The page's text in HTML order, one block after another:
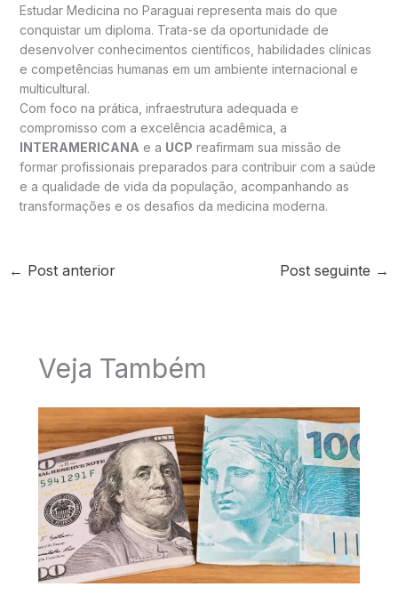
Estudar Medicina no Paraguai representa mais do que
conquistar um diploma. Trata-se da oportunidade de
desenvolver conhecimentos científicos, habilidades clínicas
e competências humanas em um ambiente internacional e
multicultural.
Com foco na prática, infraestrutura adequada e
compromisso com a excelência acadêmica, a
INTERAMERICANA e a UCP reafirmam sua missão de
formar profissionais preparados para contribuir com a saúde
e a qualidade de vida da população, acompanhando as
transformações e os desafios da medicina moderna.
← Post anterior Post seguinte →
Veja Também